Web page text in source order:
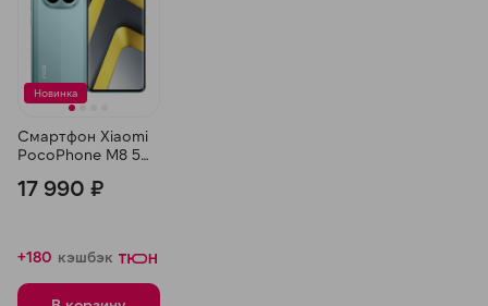
Новинка
Смартфон Xiaomi
PocoPhone M8 5G,
17 990 ₽
+180 кэшбэк